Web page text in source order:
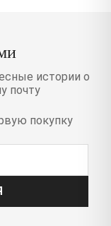
истории о
почту
покупку